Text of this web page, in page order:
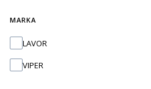
MARKA
Marka
LAVOR
VIPER